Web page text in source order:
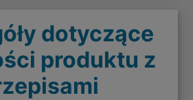
dotyczące
produktu z